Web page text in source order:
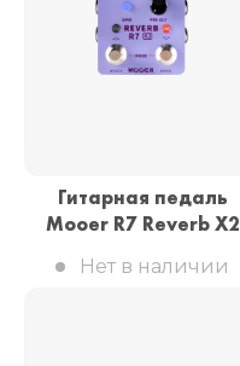
Гитарная педаль
Mooer R7 Reverb X2
Нет в наличии